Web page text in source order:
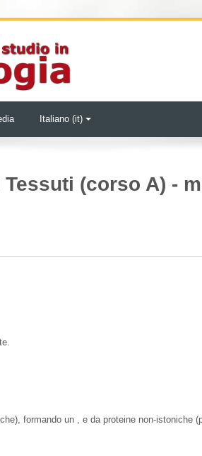
Italiano ‎(it)‎
(corso A) -
formando un , e da proteine non-istoniche